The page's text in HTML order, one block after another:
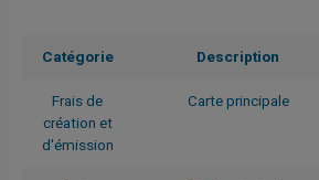
Catégorie Description
Frais de
création et
d'émission
Carte principale